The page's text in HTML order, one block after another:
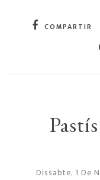
COMPARTIR
Dissabte, 1 De